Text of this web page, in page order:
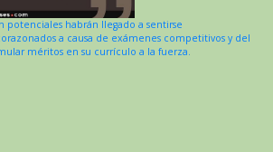
potenciales habrán llegado a sentirse
a causa de exámenes competitivos y del
méritos en su currículo a la fuerza.